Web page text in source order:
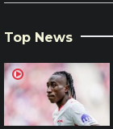
Top News